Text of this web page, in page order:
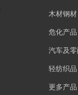
木材钢材
危化产品
汽车及
轻纺织品
更多产品